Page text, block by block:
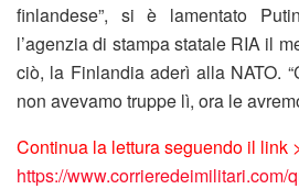
finlandese”, si è lamentato
l’agenzia di stampa statale RIA il
ciò, la Finlandia aderì alla NATO.
non avevamo truppe lì, ora le
Continua la lettura seguendo il link
https://www.corrieredeimilitari.com/